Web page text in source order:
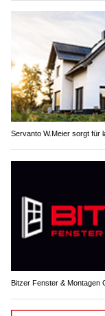
Servanto W.Meier sorgt für
Bitzer Fenster & Montagen